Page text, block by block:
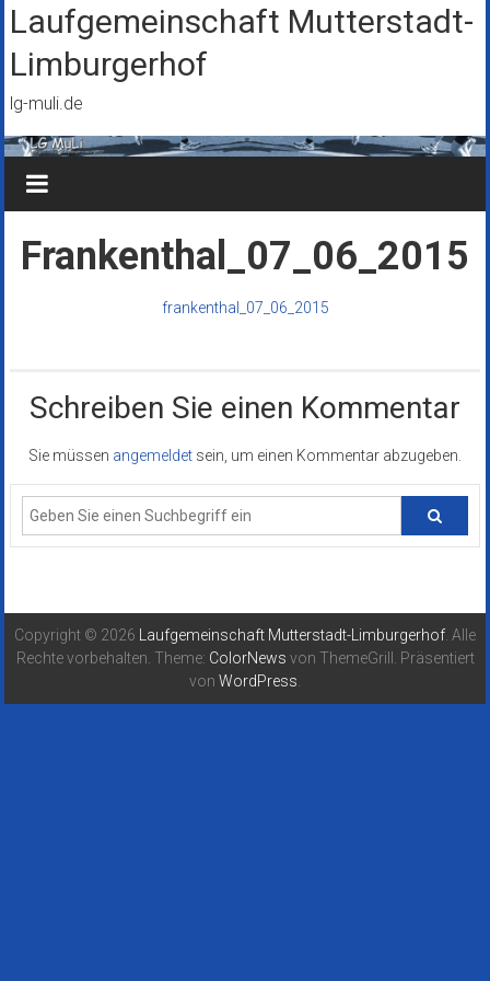
Zum
Inhalt
springen
Laufgemeinschaft Mutterstadt-
Limburgerhof
lg-muli.de
Frankenthal_07_06_2015
frankenthal_07_06_2015
Schreiben Sie einen Kommentar
Sie müssen angemeldet sein, um einen Kommentar abzugeben.
Copyright © 2026 Laufgemeinschaft Mutterstadt-Limburgerhof . Alle
Rechte vorbehalten. Theme: ColorNews von ThemeGrill. Präsentiert
von WordPress